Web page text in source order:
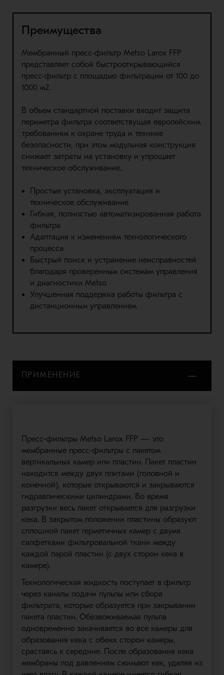
Преимущества
Мембранный пресс-фильтр Metso Larox FFP
представляет собой быстрооткрывающийся
пресс-фильтр с площадью фильтрации от 100 до
1000 м2.
В объем стандартной поставки входит защита
периметра фильтра соответствущая европейским
требованиям к охране труда и технике
безопасности, при этом модульная конструкция
снижает затраты на установку и упрощает
техническое обслуживание.
Простые установка, эксплуатация и
техническое обслуживание
Гибкая, полностью автоматизированная работа
фильтра
Адаптация к изменениям технологического
процесса
Быстрый поиск и устранение неисправностей
благодаря проверенным системам управления
и диагностики Metso
Улучшенная поддержка работы фильтра с
дистанционным управлением
ПРИМЕНЕНИЕ
Пресс-фильтры Metso Larox FFP — это
мембранные пресс-фильтры с пакетом
вертикальных камер или пластин. Пакет пластин
находится между двух плитами (головной и
конечной), которые открываются и закрываются
гидравлическими цилиндрами. Во время
разгрузки весь пакет открывается для разгрузки
кека. В закрытом положении пластины образуют
сплошной пакет герметичных камер с двумя
салфетками фильтровальной ткани между
каждой парой пластин (с двух сторон кека в
камере).
Технологическая жидкость поступает в фильтр
через каналы подачи пульпы или сбора
фильтрата, которые образуется при закрывании
пакета пластин. Обезвоживаемая пульпа
одновременно закачивается во все камеры для
образования кека с обеих сторон камеры,
срастаясь к середине. После образования кека
мембраны под давлением сжимают кек, удаляя из